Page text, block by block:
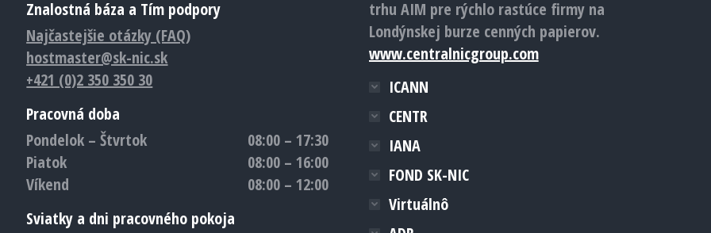
Znalostná báza a Tím podpory
Najčastejšie otázky (FAQ)
hostmaster@sk-nic.sk
+421 (0)2 350 350 30
Pracovná doba
Pondelok – Štvrtok
08:00 – 17:30
Piatok
08:00 – 16:00
Víkend
08:00 – 12:00
Sviatky a dni pracovného pokoja
trhu AIM pre rýchlo rastúce firmy na
Londýnskej burze cenných papierov.
www.centralnicgroup.com
ICANN
CENTR
IANA
FOND SK-NIC
Virtuálnô